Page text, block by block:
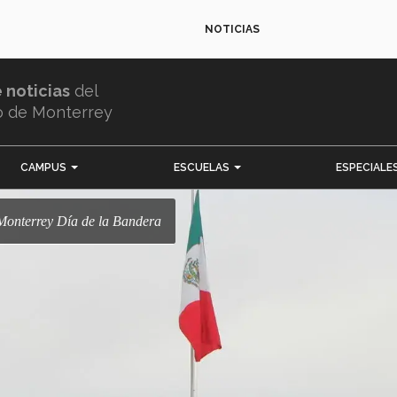
NOTICIAS
noticias del
de Monterrey
CAMPUS ESCUELAS
Día de la Bandera